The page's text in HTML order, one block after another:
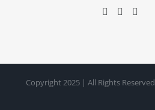
Copyright 2025 | All Rights